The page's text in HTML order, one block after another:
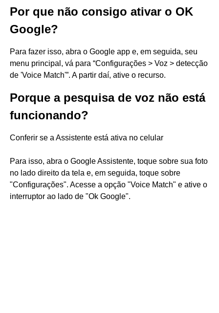
Por que não consigo ativar o OK
Google?
Para fazer isso, abra o Google app e, em seguida, seu
menu principal, vá para “Configurações > Voz > detecção
de 'Voice Match'”. A partir daí, ative o recurso.
Porque a pesquisa de voz não está
funcionando?
Conferir se a Assistente está ativa no celular
Para isso, abra o Google Assistente, toque sobre sua foto
no lado direito da tela e, em seguida, toque sobre
"Configurações". Acesse a opção "Voice Match" e ative o
interruptor ao lado de "Ok Google".